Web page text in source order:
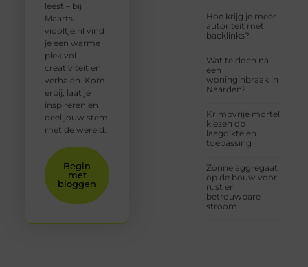
Hoe krijg je meer
autoriteit met
backlinks?
Wat te doen na
een
woninginbraak in
Naarden?
Krimpvrije mortel
kiezen op
laagdikte en
toepassing
Zonne aggregaat
op de bouw voor
rust en
betrouwbare
stroom
leest – bij
Maarts-
viooltje.nl vind
je een warme
plek vol
creativiteit en
verhalen. Kom
erbij, laat je
inspireren en
deel jouw stem
met de wereld.
Begin
met
bloggen